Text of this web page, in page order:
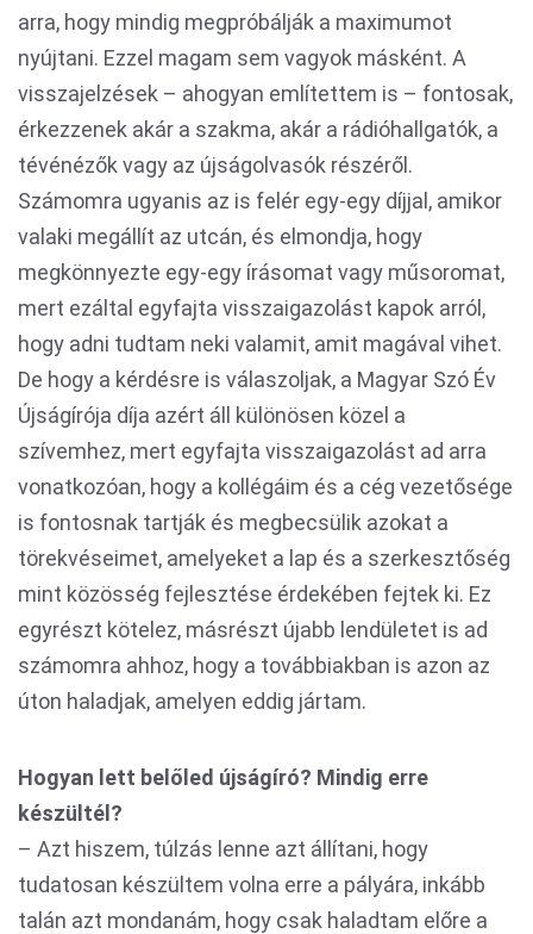
arra, hogy mindig megpróbálják a maximumot
nyújtani. Ezzel magam sem vagyok másként. A
visszajelzések – ahogyan említettem is – fontosak,
érkezzenek akár a szakma, akár a rádióhallgatók, a
tévénézők vagy az újságolvasók részéről.
Számomra ugyanis az is felér egy-egy díjjal, amikor
valaki megállít az utcán, és elmondja, hogy
megkönnyezte egy-egy írásomat vagy műsoromat,
mert ezáltal egyfajta visszaigazolást kapok arról,
hogy adni tudtam neki valamit, amit magával vihet.
De hogy a kérdésre is válaszoljak, a Magyar Szó Év
Újságírója díja azért áll különösen közel a
szívemhez, mert egyfajta visszaigazolást ad arra
vonatkozóan, hogy a kollégáim és a cég vezetősége
is fontosnak tartják és megbecsülik azokat a
törekvéseimet, amelyeket a lap és a szerkesztőség
mint közösség fejlesztése érdekében fejtek ki. Ez
egyrészt kötelez, másrészt újabb lendületet is ad
számomra ahhoz, hogy a továbbiakban is azon az
úton haladjak, amelyen eddig jártam.
Hogyan lett belőled újságíró? Mindig erre
készültél?
– Azt hiszem, túlzás lenne azt állítani, hogy
tudatosan készültem volna erre a pályára, inkább
talán azt mondanám, hogy csak haladtam előre a